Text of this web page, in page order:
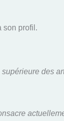
son profil.
des